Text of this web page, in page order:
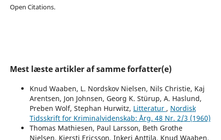
Open Citations.
Mest læste artikler af samme forfatter(e)
Knud Waaben, L. Nordskov Nielsen, Nils Christie, Kaj
Arentsen, Jon Johnsen, Georg K. Stürup, A. Haslund,
Preben Wolf, Stephan Hurwitz, Litteratur , Nordisk
Tidsskrift for Kriminalvidenskab: Årg. 48 Nr. 2/3 (1960)
Thomas Mathiesen, Paul Larsson, Beth Grothe
Nielsen, Kjersti Ericsson, Inkeri Anttila, Knud Waaben,